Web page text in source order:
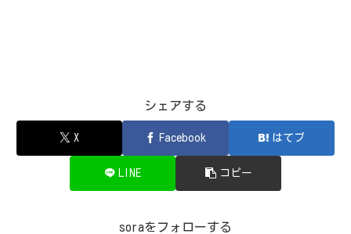
シェアする
X Facebook はてブ
LINE コピー
soraをフォローする